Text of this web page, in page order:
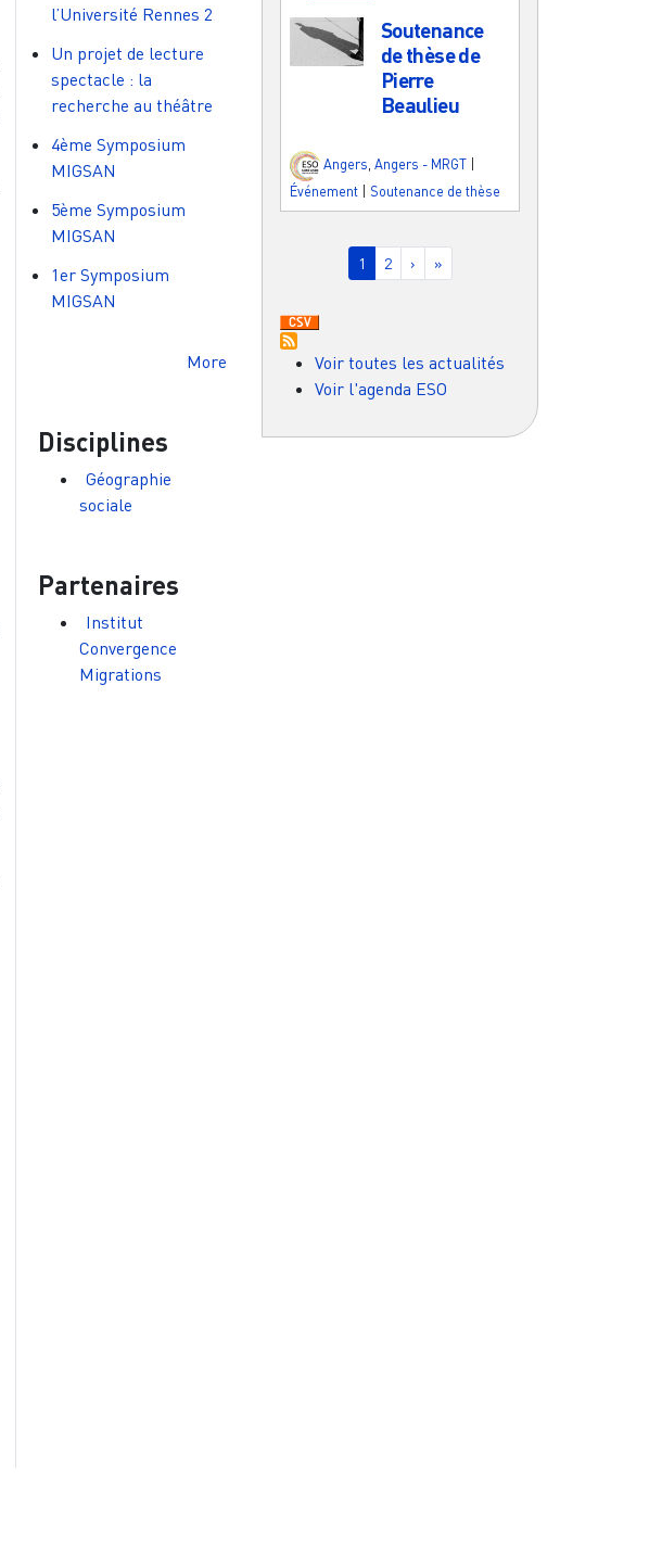
l’Université Rennes 2
Un projet de lecture
spectacle : la
recherche au théâtre
4ème Symposium
MIGSAN
5ème Symposium
MIGSAN
1er Symposium
MIGSAN
More
Disciplines
Géographie
sociale
Partenaires
Institut
Convergence
Migrations
Soutenance
de thèse de
Pierre
Beaulieu
Angers Angers - MRGT
Événement | Soutenance de thèse
Pagination
Page courante
1 Page
2 Page suivante
› Dernière page
»
Voir toutes les actualités
Voir l'agenda ESO